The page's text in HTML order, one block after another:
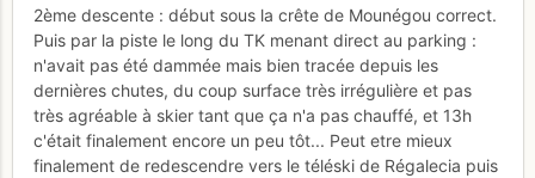
2ème descente : début sous la crête de Mounégou correct.
Puis par la piste le long du TK menant direct au parking :
n'avait pas été dammée mais bien tracée depuis les
dernières chutes, du coup surface très irrégulière et pas
très agréable à skier tant que ça n'a pas chauffé, et 13h
c'était finalement encore un peu tôt... Peut etre mieux
finalement de redescendre vers le téléski de Régalecia puis